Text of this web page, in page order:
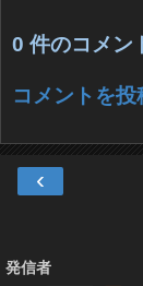
0 件のコメン
コメントを投
‹
発信者